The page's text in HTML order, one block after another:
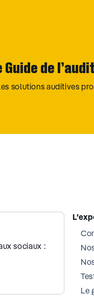
de
solutions auditives
sociaux :
Le